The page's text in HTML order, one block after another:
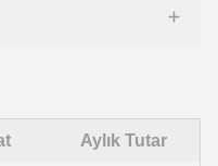
Aylık Tutar